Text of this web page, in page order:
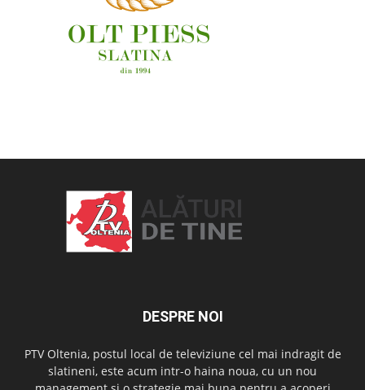
DESPRE NOI
PTV Oltenia, postul local de televiziune cel mai indragit de
slatineni, este acum intr-o haina noua, cu un nou